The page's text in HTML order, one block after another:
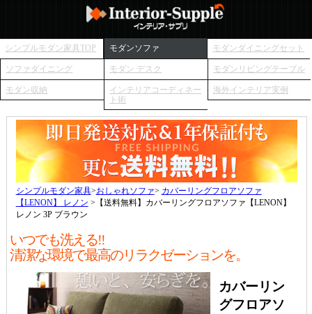
シンプルモダン家具TOP モダンソファ モダンダイニングセット
ソファダイニング モダン デスク モダンリビングテーブル
モダン収納
インテリアコーディネー
ト術
海外インテリア実例
シンプルモダン家具>おしゃれソファ> カバーリングフロアソファ
【LENON】 レノン >【送料無料】カバーリングフロアソファ【LENON】
レノン 3P ブラウン
いつでも洗える!!
清潔な環境で最高のリラクゼーションを。
カバーリン
グフロアソ